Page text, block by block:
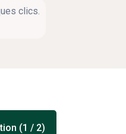
clics.
(1 / 2)